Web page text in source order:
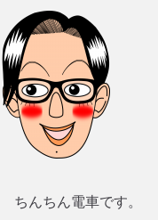
んちん電車です。